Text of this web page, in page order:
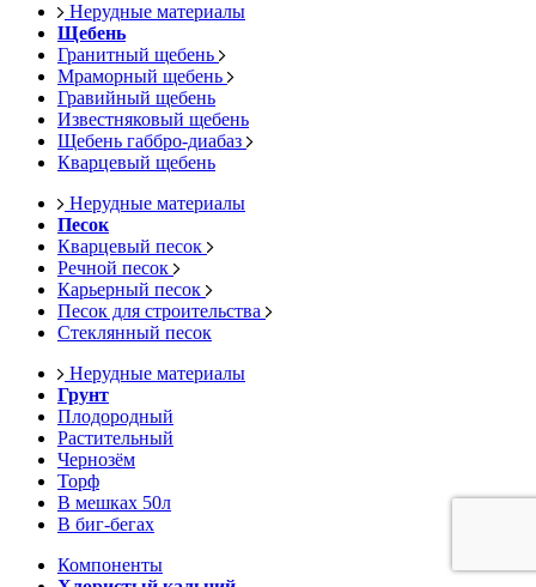
Нерудные материалы
Щебень
Гранитный щебень
Мраморный щебень
Гравийный щебень
Известняковый щебень
Щебень габбро-диабаз
Кварцевый щебень
Нерудные материалы
Песок
Кварцевый песок
Речной песок
Карьерный песок
Песок для строительства
Стеклянный песок
Нерудные материалы
Грунт
Плодородный
Растительный
Чернозём
Торф
В мешках 50л
В биг-бегах
Компоненты